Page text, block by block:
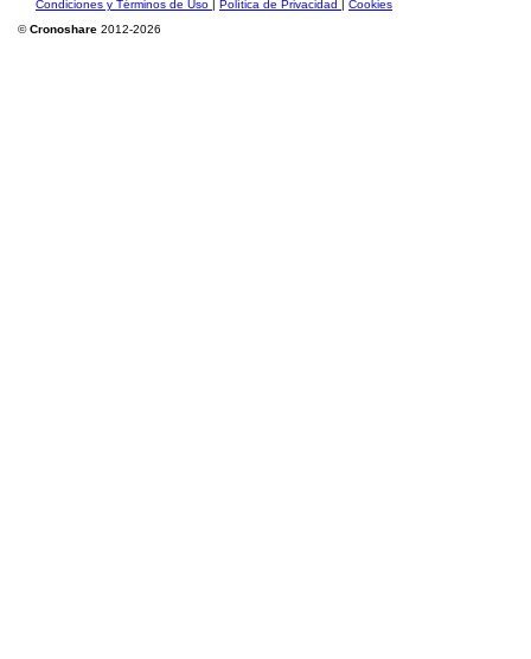
Condiciones y Términos de Uso Política de Privacidad
Cookies
©Cronoshare 2012-2026